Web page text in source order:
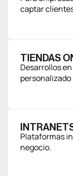
captar
TIENDAS
Desarrollos
personalizado
Plataformas
negocio.